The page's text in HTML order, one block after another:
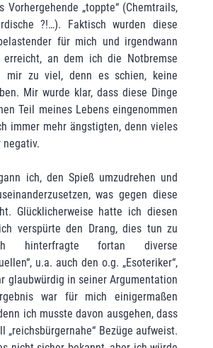
Vorhergehende „toppte“ (Chemtrails,
?!…). Faktisch wurden diese
für mich und irgendwann
an dem ich die Notbremse
mir zu viel, denn es schien, keine
Mir wurde klar, dass diese Dinge
Teil meines Lebens eingenommen
immer mehr ängstigten, denn vieles
negativ.
ich, den Spieß umzudrehen und
was gegen diese
Glücklicherweise hatte ich diesen
verspürte den Drang, dies tun zu
hinterfragte fortan diverse
u.a. auch den o.g. „Esoteriker“,
glaubwürdig in seiner Argumentation
war für mich einigermaßen
ich musste davon ausgehen, dass
„reichsbürgernahe“ Bezüge aufweist.